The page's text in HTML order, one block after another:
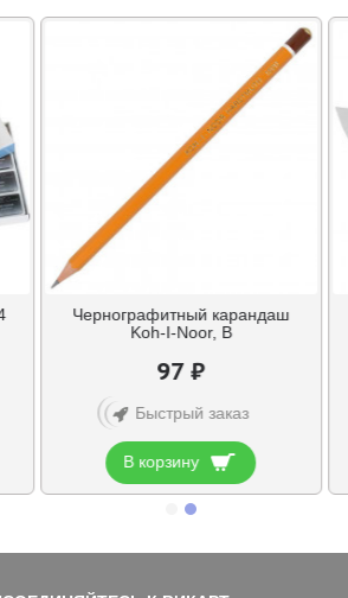
Чернографитный карандаш
Koh-I-Noor, В
97 ₽
Быстрый заказ
В корзину